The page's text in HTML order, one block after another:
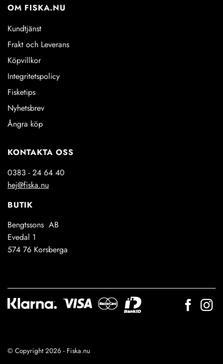
OM FISKA.NU
Kundtjänst
Frakt och Leverans
Köpvillkor
Integritetspolicy
Fisketips
Nyhetsbrev
Ångra köp
KONTAKTA OSS
0383 - 24 64 40
hej@fiska.nu
BUTIK
Bengtssons AB
Evedal 1
574 76 Korsberga
© Copyright 2026 - Fiska.nu